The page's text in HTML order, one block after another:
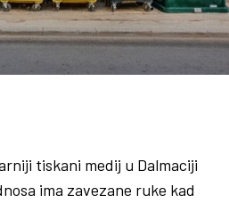
tiskani medij u Dalmaciji
ima zavezane ruke kad